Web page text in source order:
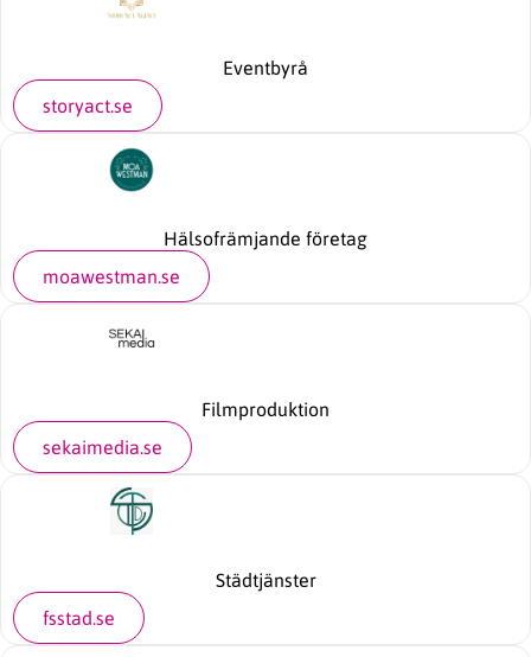
Eventbyrå
storyact.se
Hälsofrämjande företag
moawestman.se
Filmproduktion
sekaimedia.se
Städtjänster
fsstad.se